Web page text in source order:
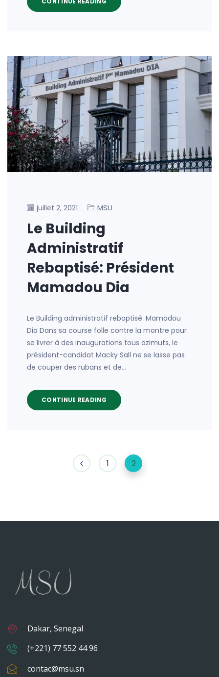
juillet 2, 2021 MSU
Le Building
Administratif
Rebaptisé: Président
Mamadou Dia
Le Building administratif rebaptisé: Mamadou
Dia Dans sa course folle contre la montre pour
se livrer à des inaugurations tous azimuts, le
président-candidat Macky Sall ne se lasse pas
de couper des rubans et de…
CONTINUE READING
1 2
Dakar, Senegal
(+221) 77 552 44 96
contac@msu.sn